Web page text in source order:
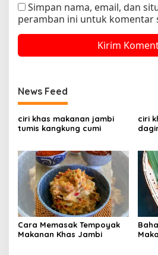
Simpan nama, email, dan
peramban ini untuk komentar
News Feed
ciri khas makanan jambi
tumis kangkung cumi
ciri
Cara Memasak Tempoyak
Makanan Khas Jambi